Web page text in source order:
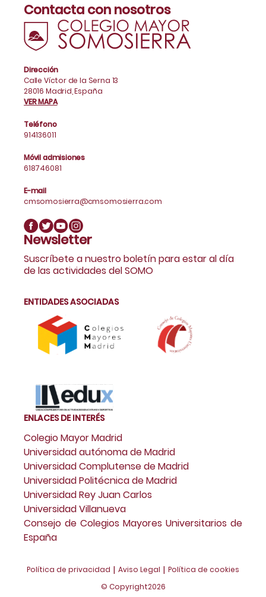
Contacta con nosotros
Dirección
Calle Víctor de la Serna 13
28016 Madrid, España
VER MAPA
Teléfono
914136011
Móvil admisiones
618746081
E-mail
cmsomosierra@cmsomosierra.com
Newsletter
Suscríbete a nuestro boletín para estar al día
de las actividades del SOMO
ENTIDADES ASOCIADAS
ENLACES DE INTERÉS
Colegio Mayor Madrid
Universidad autónoma de Madrid
Universidad Complutense de Madrid
Universidad Politécnica de Madrid
Universidad Rey Juan Carlos
Universidad Villanueva
Consejo de Colegios Mayores Universitarios de
España
Política de privacidad | Aviso Legal | Política de cookies
© Copyright2026